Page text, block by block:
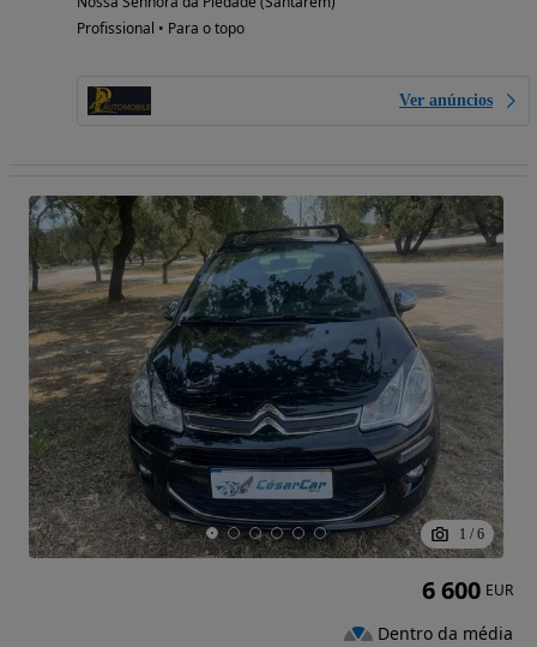
Profissional • Para o topo
Ver anúncios
1 / 6
6 600 EUR
Dentro da média